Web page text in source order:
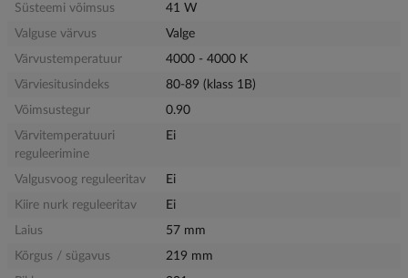
Süsteemi võimsus
41 W
Valguse värvus
Valge
Värvustemperatuur
4000 - 4000 K
Värviesitusindeks
80-89 (klass 1B)
Võimsustegur
0.90
Värvitemperatuuri
reguleerimine
Ei
Valgusvoog reguleeritav
Ei
Kiire nurk reguleeritav
Ei
Laius
57 mm
Kõrgus / sügavus
219 mm